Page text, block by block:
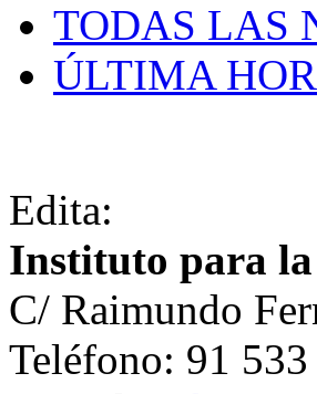
TODAS LAS
ÚLTIMA
Edita:
Instituto para
C/ Raimundo
Teléfono: 91